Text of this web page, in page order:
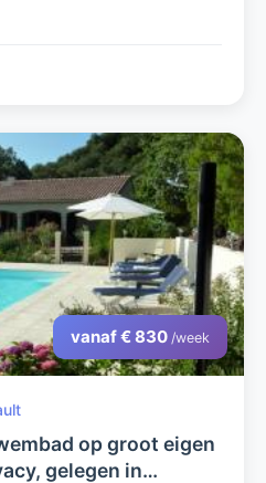
vanaf € 830 /week
op groot eigen
gelegen in